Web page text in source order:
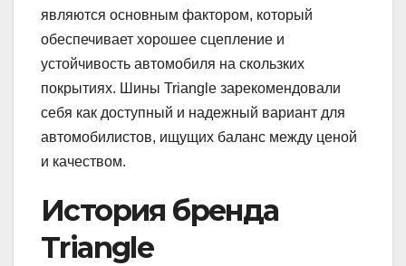
являются основным фактором, который
обеспечивает хорошее сцепление и
устойчивость автомобиля на скользких
покрытиях. Шины Triangle зарекомендовали
себя как доступный и надежный вариант для
автомобилистов, ищущих баланс между ценой
и качеством.
История бренда
Triangle